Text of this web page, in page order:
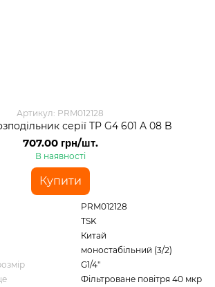
Артикул: PRM012128
серії TP G4 601 A 08 B
707.00 грн/шт.
В наявності
Купити
PRM012128
TSK
Китай
моностабільний (3/2)
G1/4"
Фільтроване повітря 40 мкр